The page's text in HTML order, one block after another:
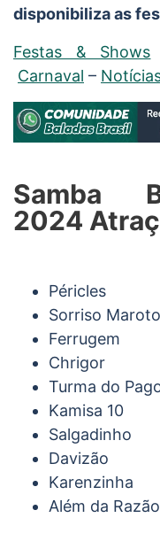
disponibiliza as
Festas & Shows
Carnaval –
Samba
2024
Péricles
Sorriso Maroto
Ferrugem
Chrigor
Turma do
Kamisa 10
Salgadinho
Davizão
Karenzinha
Além da Razão